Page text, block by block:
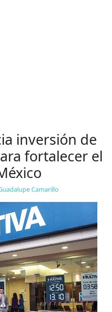
inversión de
fortalecer el
Camarillo